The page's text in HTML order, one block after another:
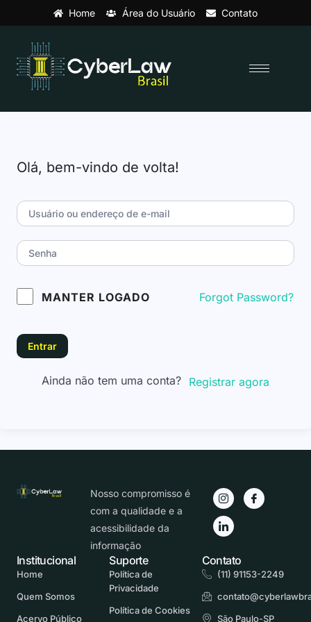
Home Área do Usuário Contato
Olá, bem-vindo de volta!
MANTER LOGADO Forgot Password?
Entrar
Ainda não tem uma conta? Registrar agora
Nosso compromisso é
com a qualidade e a
acessibilidade da
informação
Suporte
Política de
Privacidade
Política de Cookies
Contato
(11) 91153-2249
São Paulo-SP
Institucional
Home
Quem Somos
Acervo Público